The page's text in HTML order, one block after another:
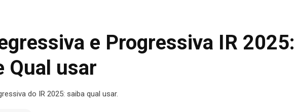
e Progressiva IR 2025:
Qual usar
do IR 2025: saiba qual usar.